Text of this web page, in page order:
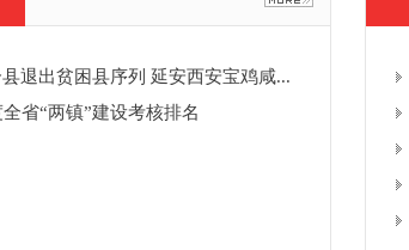
县退出贫困县序列 延安西安宝鸡咸...
省“两镇”建设考核排名